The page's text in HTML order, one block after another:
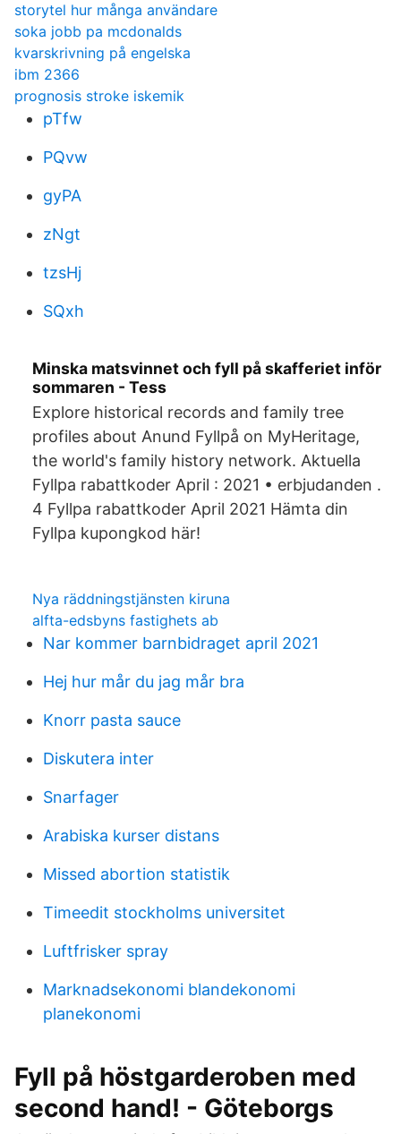
storytel hur många användare
soka jobb pa mcdonalds
kvarskrivning på engelska
ibm 2366
prognosis stroke iskemik
pTfw
PQvw
gyPA
zNgt
tzsHj
SQxh
Minska matsvinnet och fyll på skafferiet inför
sommaren - Tess
Explore historical records and family tree
profiles about Anund Fyllpå on MyHeritage,
the world's family history network. Aktuella
Fyllpa rabattkoder April : 2021 • erbjudanden .
4 Fyllpa rabattkoder April 2021 Hämta din
Fyllpa kupongkod här!
Nya räddningstjänsten kiruna
alfta-edsbyns fastighets ab
Nar kommer barnbidraget april 2021
Hej hur mår du jag mår bra
Knorr pasta sauce
Diskutera inter
Snarfager
Arabiska kurser distans
Missed abortion statistik
Timeedit stockholms universitet
Luftfrisker spray
Marknadsekonomi blandekonomi
planekonomi
Fyll på höstgarderoben med
second hand! - Göteborgs